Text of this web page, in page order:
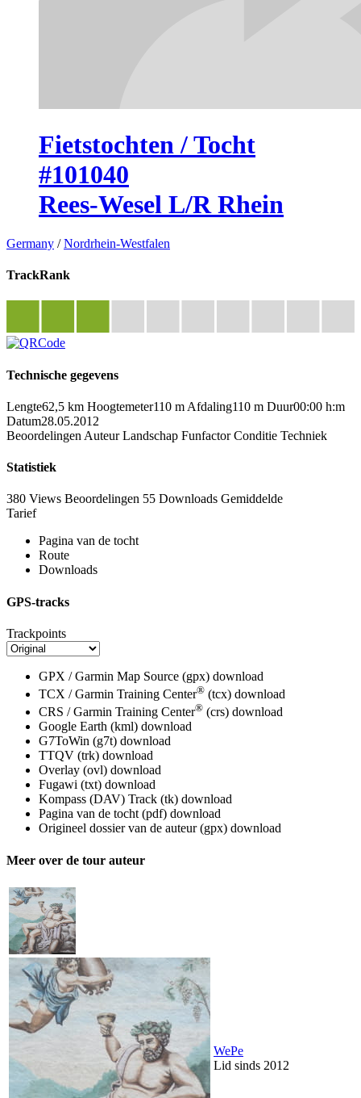
Fietstochten / Tocht
#101040
Rees-Wesel L/R Rhein
Germany /Nordrhein-Westfalen
TrackRank
Technische gegevens
Lengte62,5 km Hoogtemeter110 m Afdaling110 m Duur00:00 h:m
Datum28.05.2012
Beoordelingen Auteur Landschap Funfactor Conditie Techniek
Statistiek
380 Views Beoordelingen 55 Downloads Gemiddelde
Tarief
Pagina van de tocht
Route
Downloads
GPS-tracks
Trackpoints
GPX / Garmin Map Source (gpx) download
TCX / Garmin Training Center® (tcx) download
CRS / Garmin Training Center® (crs) download
Google Earth (kml) download
G7ToWin (g7t) download
TTQV (trk) download
Overlay (ovl) download
Fugawi (txt) download
Kompass (DAV) Track (tk) download
Pagina van de tocht (pdf) download
Origineel dossier van de auteur (gpx) download
Meer over de tour auteur
WePe
Lid sinds 2012